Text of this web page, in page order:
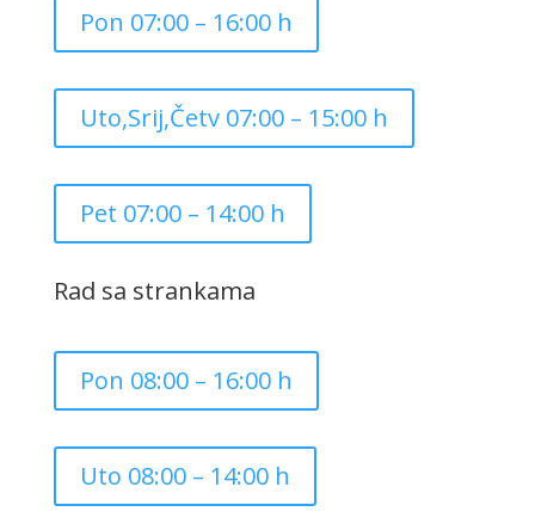
Pon 07:00 – 16:00 h
Uto,Srij,Četv 07:00 – 15:00 h
Pet 07:00 – 14:00 h
Rad sa strankama
Pon 08:00 – 16:00 h
Uto 08:00 – 14:00 h